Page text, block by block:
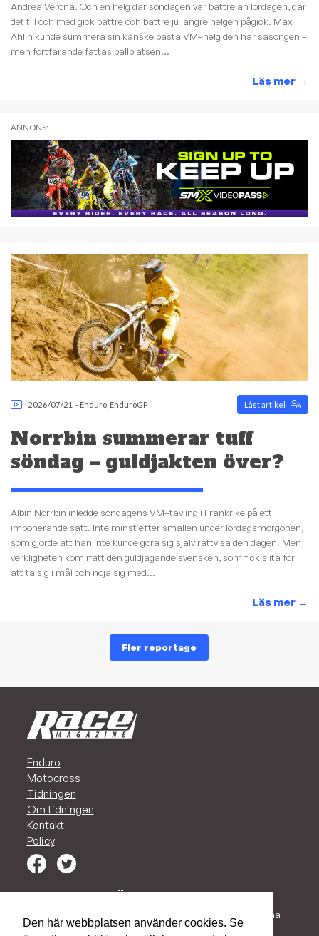
Den här webbplatsen använder cookies. Se
Andrea Verona. Och en helg där söndagen var bättre än lördagen, där
det till och med gick bättre och bättre ju längre helgen pågick. Max
Ahlin kunde summera sin kanske bästa VM–helg den här säsongen –
men fortfarande fattas pallplatsen...
Läs mer →
ANNONS:
2026/07/21 - Enduro EnduroGP Låst artikel
Norrbin summerar tuff
söndag – guldjakten över?
Albin Norrbin inledde söndagens VM–tävling i Frankrike på ett
imponerande sätt. Inte minst efter smällen under lördagsmorgonen,
som gjorde att han inte kunde göra sig själv rättvisa den dagen. Men
verkligheten kom ifatt den guldjagande svensken, som fick slita för
att ta sig i mål och nöja sig med...
Läs mer →
Fler reportage
Enduro
Motocross
Tidningen
Om tidningen
Kontakt
Policy
MARKNADSFÖR ER I RACE!
Vi har alltid en plats för Ert företag i vår tidning. Vi vill kunna
stoltsera med att just Ni finns med i vår tidning, och